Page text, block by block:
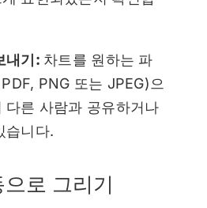
내기: 차트를 원하는 파
PNG 또는 JPEG)으
다른 사람과 공유하거나
습니다.
로 그리기